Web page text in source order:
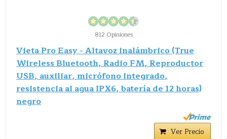
812 Opiniones
Vieta Pro Easy - Altavoz inalámbrico (True
Wireless Bluetooth, Radio FM, Reproductor
USB, auxiliar, micrófono integrado,
resistencia al agua IPX6, batería de 12 horas)
negro
Ver Precio